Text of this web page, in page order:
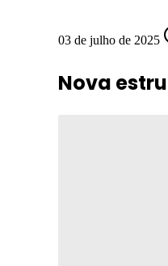
03 de julho de 2025
Nova